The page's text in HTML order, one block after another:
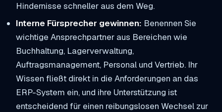
Hindernisse schneller aus dem Weg.
Interne Fürsprecher gewinnen: Benennen Sie
wichtige Ansprechpartner aus Bereichen wie
Buchhaltung, Lagerverwaltung,
Auftragsmanagement, Personal und Vertrieb. Ihr
Wissen fließt direkt in die Anforderungen an das
ERP-System ein, und ihre Unterstützung ist
entscheidend für einen reibungslosen Wechsel zur